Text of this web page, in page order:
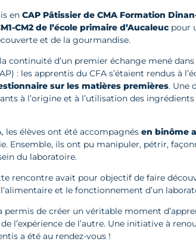
en CAP Pâtissier de CMA Formation
CM2 de l’école primaire d’Aucaleuc pour
et de la gourmandise.
continuité d’un premier échange mené
: les apprentis du CFA s’étaient rendus à
sur les matières premières. Une
à l’origine et à l’utilisation des
les élèves ont été accompagnés en binôme
Ensemble, ils ont pu manipuler, pétrir,
du laboratoire.
rencontre avait pour objectif de faire
et le fonctionnement d’un
de créer un véritable moment
l’expérience de l’autre. Une initiative à
a été au rendez-vous !